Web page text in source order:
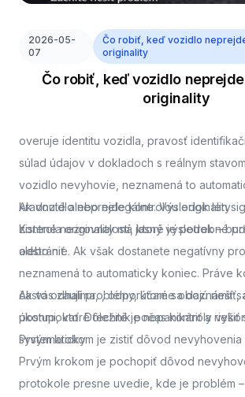
2026-05-
07
Čo robiť, keď vozidlo
originality
Čo robiť, keď vozidlo
originality
overuje identitu vozidla, pravosť
súlad údajov v dokladoch s reálnym
vozidlo nevyhovie, neznamená to
kradnuté alebo nelegálne. Výsledok len
zistené nezrovnalosti, ktoré je potrebné
odstrániť.
Ak vozidlo neprejde kontrolou originality
Kontrola originality má jasný výsledok –
alebo nie. Ak však dostanete negatívny
neznamená to automaticky koniec. Práve
často odhalí problémy, ktoré sa dajú riešiť,
postupovať. Dôležité je nepanikáriť a riešiť
systematicky.
Ak vás zaujíma,, odporúčame oboznámiť
úkonmi, ktoré technik počas kontroly
Prvým krokom je zistiť dôvod nevyhovenia
Prvým krokom je pochopiť dôvod
protokole presne uvedie, kde je problém